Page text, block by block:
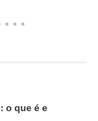
o que é e